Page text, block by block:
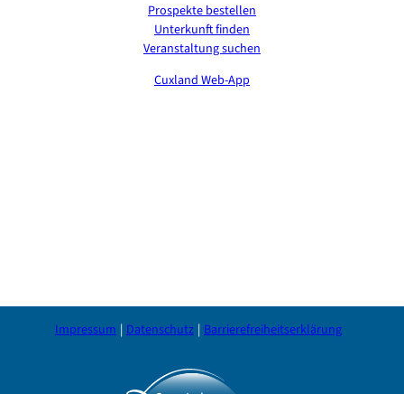
Prospekte bestellen
Unterkunft finden
Veranstaltung suchen
Cuxland Web-App
Impressum Datenschutz Barrierefreiheitserklärung